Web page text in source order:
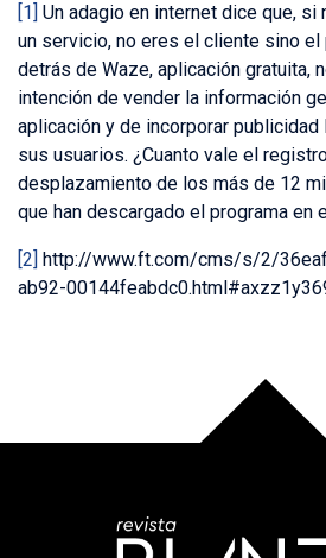
[1] Un adagio en internet dice que, si
un servicio, no eres el cliente sino el
detrás de Waze, aplicación gratuita,
intención de vender la información
aplicación y de incorporar
sus usuarios. ¿Cuanto vale el
desplazamiento de los más de 12
que han descargado el programa en
[2] http://www.ft.com/cms/s/2/
ab92-